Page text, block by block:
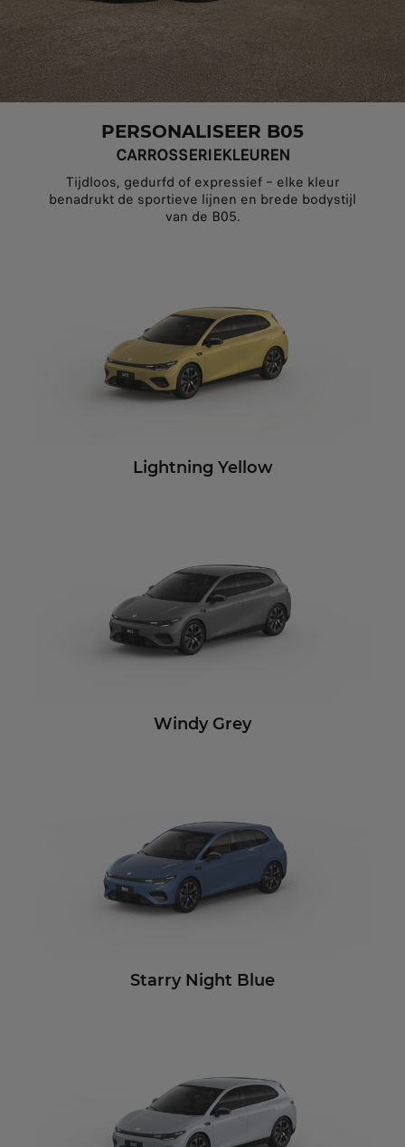
PERSONALISEER B05
CARROSSERIEKLEUREN
Tijdloos, gedurfd of expressief – elke kleur
benadrukt de sportieve lijnen en brede bodystijl
van de B05.
Lightning Yellow
Windy Grey
Starry Night Blue